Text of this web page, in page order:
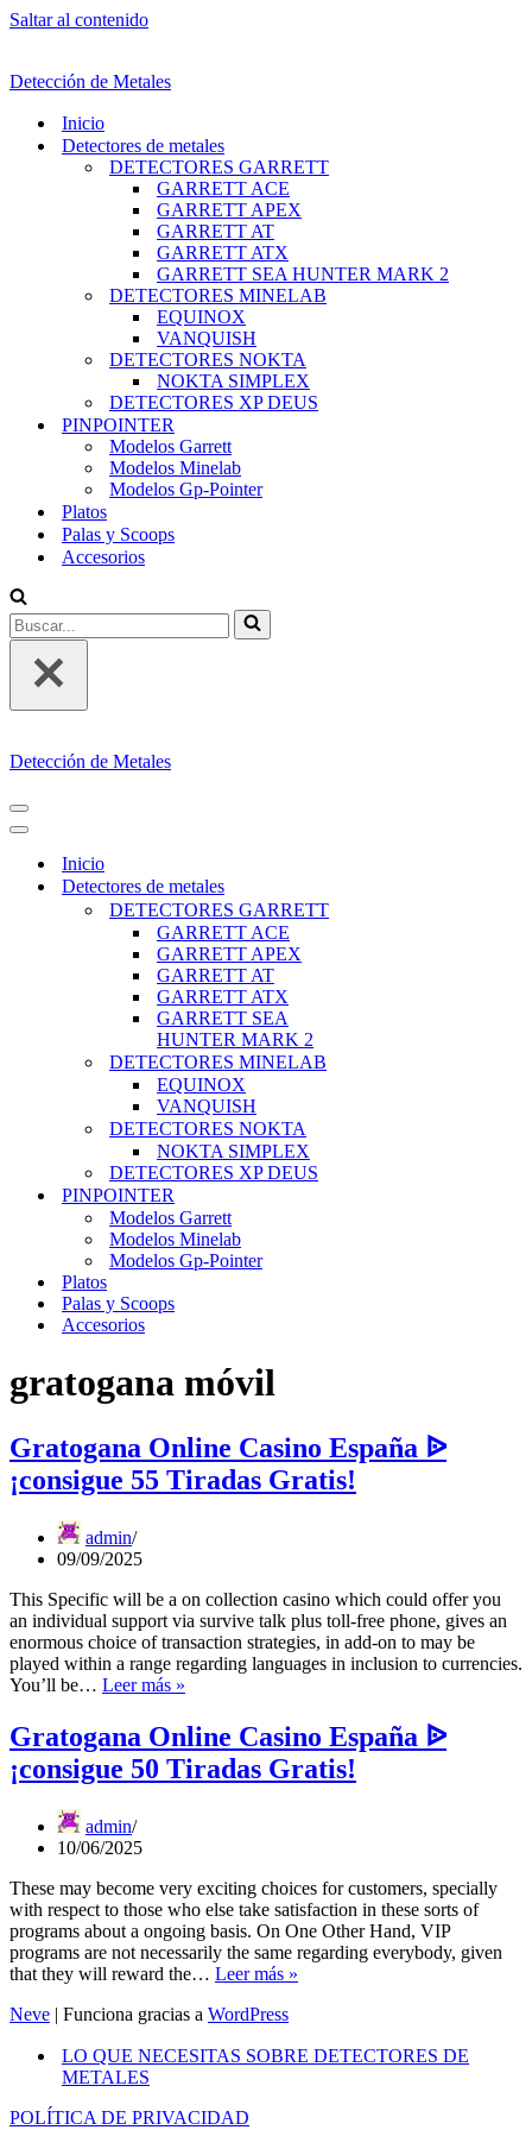
Saltar al contenido
Detección de Metales
Inicio
Detectores de metales
DETECTORES GARRETT
GARRETT ACE
GARRETT APEX
GARRETT AT
GARRETT ATX
GARRETT SEA HUNTER MARK 2
DETECTORES MINELAB
EQUINOX
VANQUISH
DETECTORES NOKTA
NOKTA SIMPLEX
DETECTORES XP DEUS
PINPOINTER
Modelos Garrett
Modelos Minelab
Modelos Gp-Pointer
Platos
Palas y Scoops
Accesorios
Buscar...
Detección de Metales
MENÚ
DE
NAVEGACIÓN
MENÚ
DE
NAVEGACIÓN
Inicio
Detectores de metales
DETECTORES GARRETT
GARRETT ACE
GARRETT APEX
GARRETT AT
GARRETT ATX
GARRETT SEA
HUNTER MARK 2
DETECTORES MINELAB
EQUINOX
VANQUISH
DETECTORES NOKTA
NOKTA SIMPLEX
DETECTORES XP DEUS
PINPOINTER
Modelos Garrett
Modelos Minelab
Modelos Gp-Pointer
Platos
Palas y Scoops
Accesorios
gratogana móvil
Gratogana Online Casino España ᐉ
¡consigue 55 Tiradas Gratis!
admin
09/09/2025
This Specific will be a on collection casino which could offer you
an individual support via survive talk plus toll-free phone, gives an
enormous choice of transaction strategies, in add-on to may be
played within a range regarding languages in inclusion to currencies.
You’ll be… Leer más »
Casino
España
ᐉ
Gratogana Online Casino España ᐉ
¡consigue 50 Tiradas Gratis!
admin
10/06/2025
These may become very exciting choices for customers, specially
with respect to those who else take satisfaction in these sorts of
programs about a ongoing basis. On One Other Hand, VIP
programs are not necessarily the same regarding everybody, given
that they will reward the… Leer más »
ᐉ
Neve | Funciona gracias a WordPress
LO QUE NECESITAS SOBRE DETECTORES DE
METALES
POLÍTICA DE PRIVACIDAD